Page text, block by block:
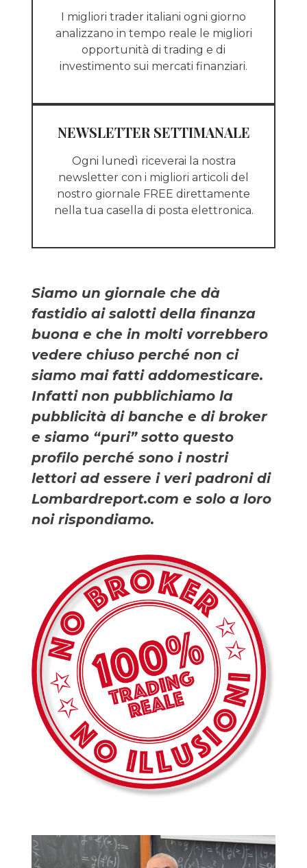
I migliori trader italiani ogni giorno
analizzano in tempo reale le migliori
opportunità di trading e di
investimento sui mercati finanziari.
NEWSLETTER SETTIMANALE
Ogni lunedì riceverai la nostra
newsletter con i migliori articoli del
nostro giornale FREE direttamente
nella tua casella di posta elettronica.
Siamo un giornale che dà
fastidio ai salotti della finanza
buona e che in molti vorrebbero
vedere chiuso perché non ci
siamo mai fatti addomesticare.
Infatti non pubblichiamo la
pubblicità di banche e di broker
e siamo “puri” sotto questo
profilo perché sono i nostri
lettori ad essere i veri padroni di
Lombardreport.com e solo a loro
noi rispondiamo.